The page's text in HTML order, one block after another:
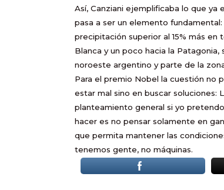
Así, Canziani ejemplificaba lo que ya
pasa a ser un elemento
precipitación superior al 15% más en
Blanca y un poco hacia la
noroeste argentino y parte de la zona
Para el premio Nobel la cuestión no
estar mal sino en buscar soluciones:
planteamiento general si yo
hacer es no pensar solamente en
que permita mantener las
tenemos gente, no máquinas.